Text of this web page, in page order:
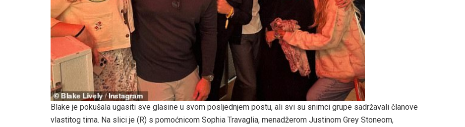
Blake je pokušala ugasiti sve glasine u svom posljednjem postu, ali svi su snimci grupe sadržavali članove
vlastitog tima. Na slici je (R) s pomoćnicom Sophia Travaglia, menadžerom Justinom Grey Stoneom,